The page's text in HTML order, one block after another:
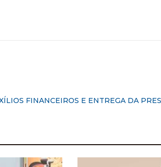
FINANCEIROS E ENTREGA DA